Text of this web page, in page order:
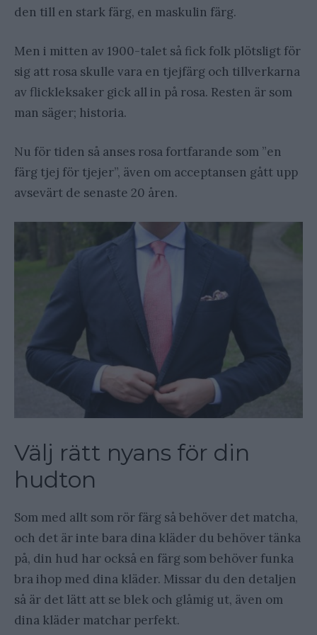
den till en stark färg, en maskulin färg.
Men i mitten av 1900-talet så fick folk plötsligt för
sig att rosa skulle vara en tjejfärg och tillverkarna
av flickleksaker gick all in på rosa. Resten är som
man säger; historia.
Nu för tiden så anses rosa fortfarande som ”en
färg tjej för tjejer”, även om acceptansen gått upp
avsevärt de senaste 20 åren.
Välj rätt nyans för din
hudton
Som med allt som rör färg så behöver det matcha,
och det är inte bara dina kläder du behöver tänka
på, din hud har också en färg som behöver funka
bra ihop med dina kläder. Missar du den detaljen
så är det lätt att se blek och glåmig ut, även om
dina kläder matchar perfekt.